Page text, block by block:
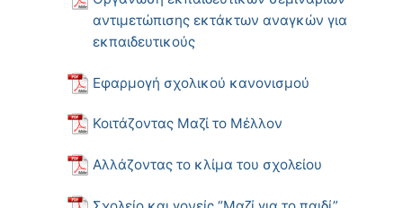
αντιμετώπισης εκτάκτων αναγκών για
εκπαιδευτικούς
Εφαρμογή σχολικού κανονισμού
Κοιτάζοντας Μαζί το Μέλλον
Αλλάζοντας το κλίμα του σχολείου